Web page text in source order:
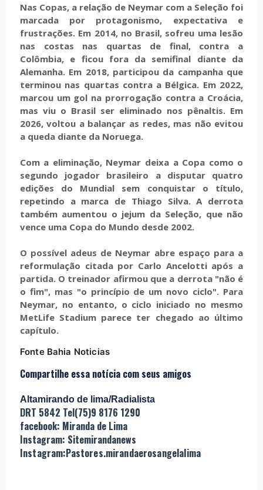
Nas Copas, a relação de Neymar com a Seleção foi
marcada por protagonismo, expectativa e
frustrações. Em 2014, no Brasil, sofreu uma lesão
nas costas nas quartas de final, contra a
Colômbia, e ficou fora da semifinal diante da
Alemanha. Em 2018, participou da campanha que
terminou nas quartas contra a Bélgica. Em 2022,
marcou um gol na prorrogação contra a Croácia,
mas viu o Brasil ser eliminado nos pênaltis. Em
2026, voltou a balançar as redes, mas não evitou
a queda diante da Noruega.
Com a eliminação, Neymar deixa a Copa como o
segundo jogador brasileiro a disputar quatro
edições do Mundial sem conquistar o título,
repetindo a marca de Thiago Silva. A derrota
também aumentou o jejum da Seleção, que não
vence uma Copa do Mundo desde 2002.
O possível adeus de Neymar abre espaço para a
reformulação citada por Carlo Ancelotti após a
partida. O treinador afirmou que a derrota "não é
o fim", mas "o princípio de um novo ciclo". Para
Neymar, no entanto, o ciclo iniciado no mesmo
MetLife Stadium parece ter chegado ao último
capítulo.
Fonte Bahia Noticias
Compartilhe essa notícia com seus amigos
Altamirando de lima/Radialista
DRT 5842 Tel(75)9 8176 1290
facebook: Miranda de Lima
Instagram: Sitemirandanews
Instagram:Pastores.mirandaerosangelalima